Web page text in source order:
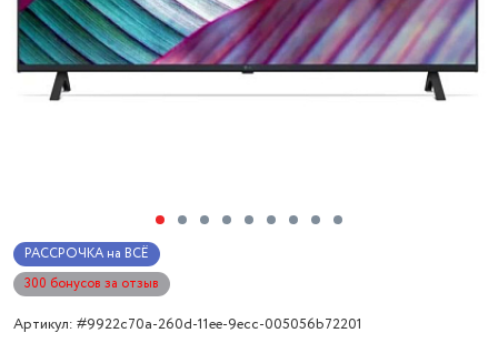
РАССРОЧКА на ВСЁ
300 бонусов за отзыв
Артикул: #9922c70a-260d-11ee-9ecc-005056b72201